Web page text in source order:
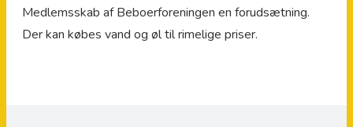
Medlemsskab af Beboerforeningen en forudsætning.
Der kan købes vand og øl til rimelige priser.